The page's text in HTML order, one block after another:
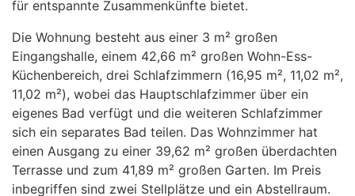
für entspannte Zusammenkünfte bietet.
Die Wohnung besteht aus einer 3 m² großen
Eingangshalle, einem 42,66 m² großen Wohn-Ess-
Küchenbereich, drei Schlafzimmern (16,95 m², 11,02 m²,
11,02 m²), wobei das Hauptschlafzimmer über ein
eigenes Bad verfügt und die weiteren Schlafzimmer
sich ein separates Bad teilen. Das Wohnzimmer hat
einen Ausgang zu einer 39,62 m² großen überdachten
Terrasse und zum 41,89 m² großen Garten. Im Preis
inbegriffen sind zwei Stellplätze und ein Abstellraum.